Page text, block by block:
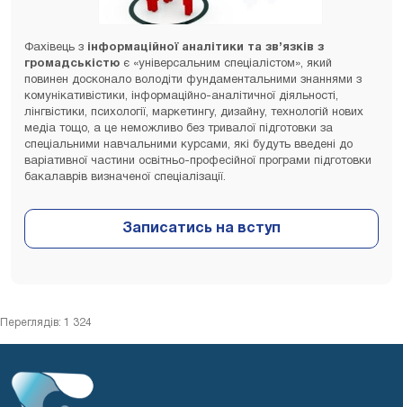
Фахівець з
інформаційної аналітики та зв’язків з
громадськістю є «універсальним спеціалістом», який
повинен досконало володіти фундаментальними знаннями з
комунікативістики, інформаційно-аналітичної діяльності,
лінгвістики, психології, маркетингу, дизайну, технологій нових
медіа тощо, а це неможливо без тривалої підготовки за
спеціальними навчальними курсами, які будуть введені до
варіативної частини освітньо-професійної програми підготовки
бакалаврів визначеної спеціалізації.
Переглядів: 1 324